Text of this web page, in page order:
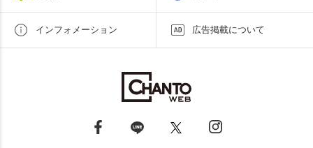
インフォメーション 広告掲載について